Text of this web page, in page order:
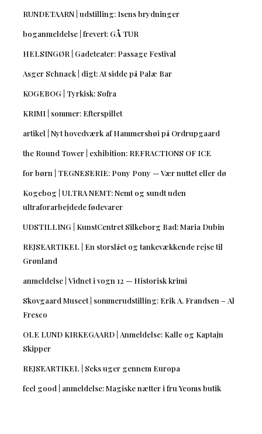
RUNDETAARN | udstilling: Isens brydninger
boganmeldelse | frevert: GÅ TUR
HELSINGØR | Gadeteater: Passage Festival
Asger Schnack | digt: At sidde på Palæ Bar
KOGEBOG | Tyrkisk: Sofra
KRIMI | sommer: Efterspillet
artikel | Nyt hovedværk af Hammershøi på Ordrupgaard
the Round Tower | exhibition: REFRACTIONS OF ICE
for børn | TEGNESERIE: Pony Pony — Vær nuttet eller dø
Kogebog | ULTRA NEMT: Nemt og sundt uden
ultraforarbejdede fødevarer
UDSTILLING | KunstCentret Silkeborg Bad: Maria Dubin
REJSEARTIKEL | En storslået og tankevækkende rejse til
Grønland
anmeldelse | Vidnet i vogn 12 — Historisk krimi
Skovgaard Museet | sommerudstilling: Erik A. Frandsen – Al
Fresco
OLE LUND KIRKEGAARD | Anmeldelse: Kalle og Kaptajn
Skipper
REJSEARTIKEL | Seks uger gennem Europa
feel good | anmeldelse: Magiske nætter i fru Yeoms butik